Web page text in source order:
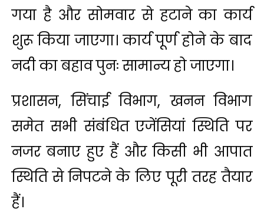
गया है और सोमवार से हटाने का कार्य
शुरू किया जाएगा। कार्य पूर्ण होने के बाद
नदी का बहाव पुनः सामान्य हो जाएगा।
प्रशासन, सिंचाई विभाग, खनन विभाग
समेत सभी संबंधित एजेंसियां स्थिति पर
नजर बनाए हुए हैं और किसी भी आपात
स्थिति से निपटने के लिए पूरी तरह तैयार
हैं।